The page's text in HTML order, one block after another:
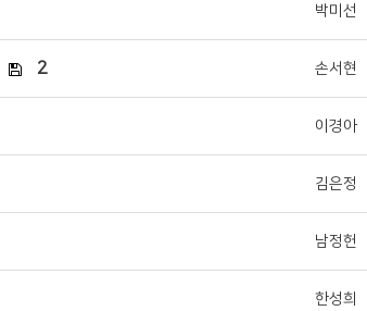
박미선
2 손서현
이경아
김은정
남정헌
한성희